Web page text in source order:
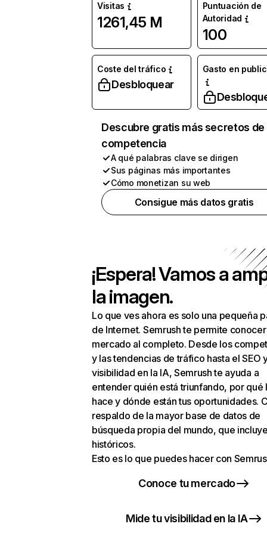
Visitas
1261,45 M
Puntuación de
Autoridad
100
Coste del tráfico
Desbloquear
Gasto en
Descubre gratis más secretos de
competencia
A qué palabras clave se dirigen
Sus páginas más importantes
Cómo monetizan su web
Consigue más datos gratis
¡Espera! Vamos a
la imagen.
Lo que ves ahora es solo una pequeña
de Internet. Semrush te permite
mercado al completo. Desde los
y las tendencias de tráfico hasta el SEO
visibilidad en la IA, Semrush te ayuda a
entender quién está triunfando, por qué
hace y dónde están tus oportunidades.
respaldo de la mayor base de datos de
búsqueda propia del mundo, que
históricos.
Esto es lo que puedes hacer con
Conoce tu mercado
Mide tu visibilidad en la IA